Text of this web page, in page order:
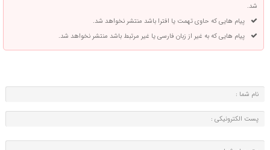
شد.
پیام هایی که حاوی تهمت یا افترا باشد منتشر نخواهد شد.
پیام هایی که به غیر از زبان فارسی یا غیر مرتبط باشد منتشر نخواهد شد.